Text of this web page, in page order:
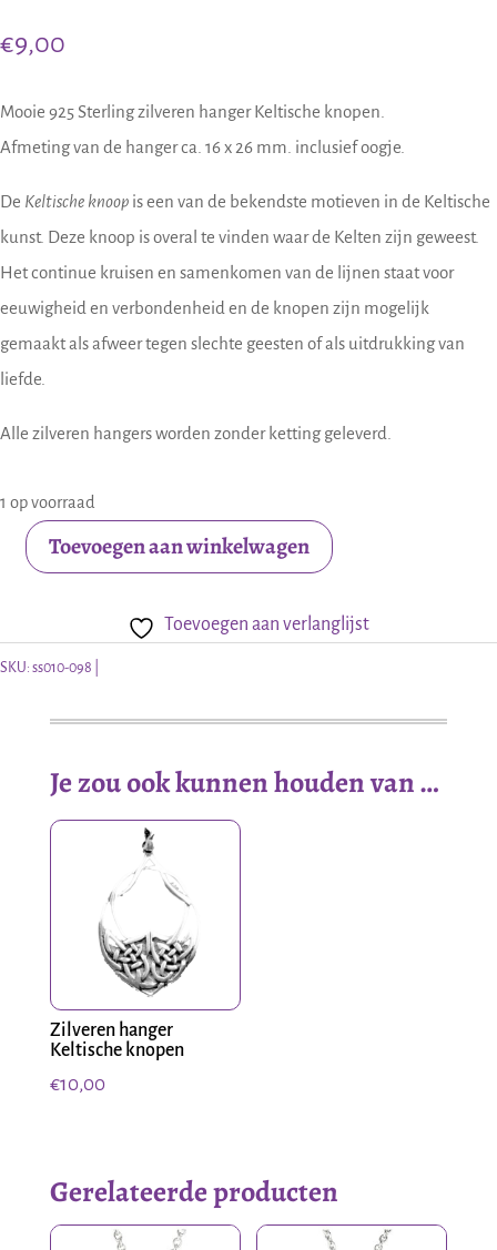
€9,00
Mooie 925 Sterling zilveren hanger Keltische knopen.
Afmeting van de hanger ca. 16 x 26 mm. inclusief oogje.
De Keltische knoop is een van de bekendste motieven in de Keltische
kunst. Deze knoop is overal te vinden waar de Kelten zijn geweest.
Het continue kruisen en samenkomen van de lijnen staat voor
eeuwigheid en verbondenheid en de knopen zijn mogelijk
gemaakt als afweer tegen slechte geesten of als uitdrukking van
liefde.
Alle zilveren hangers worden zonder ketting geleverd.
1 op voorraad
Zilveren
knopen
Toevoegen aan winkelwagen
Toevoegen aan verlanglijst
SKU: ss010-098
Je zou ook kunnen houden van …
Zilveren hanger
Keltische knopen
€10,00
Gerelateerde producten